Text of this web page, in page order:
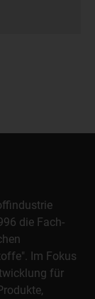
die Fach-
Im Fokus
für